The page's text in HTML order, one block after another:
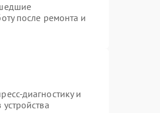
после ремонта и
диагностику и